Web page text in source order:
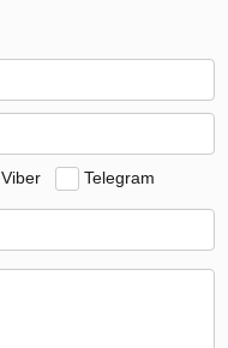
Viber Telegram